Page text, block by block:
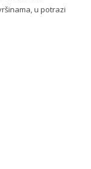
u potrazi